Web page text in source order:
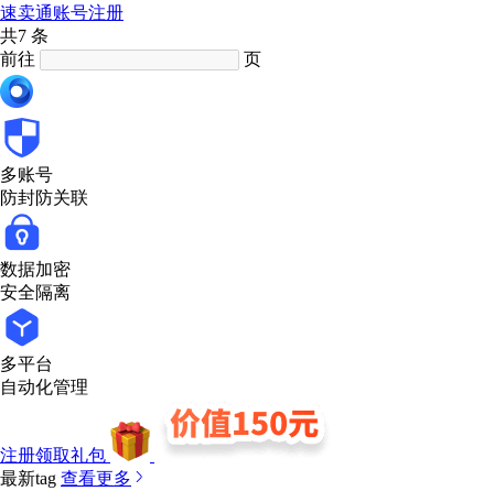
速卖通账号注册
共7 条
前往
页
多账号
防封防关联
数据加密
安全隔离
多平台
自动化管理
注册领取礼包
最新tag 查看更多